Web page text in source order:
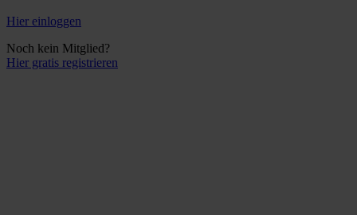
Hier einloggen
Noch kein Mitglied?
Hier gratis registrieren